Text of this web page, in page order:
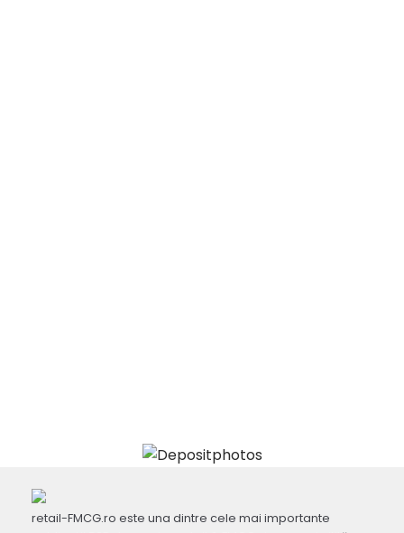
retail-FMCG.ro este una dintre cele mai importante